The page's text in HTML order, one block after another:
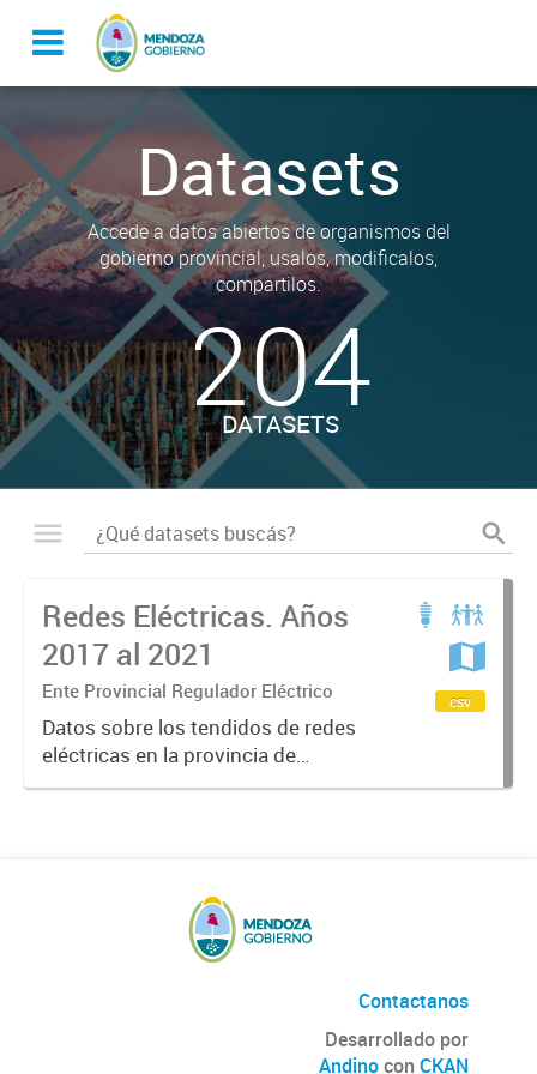
Datasets
Accede a datos abiertos de organismos del
gobierno provincial, usalos, modificalos,
compartilos.
204
DATASETS
Redes Eléctricas. Años
2017 al 2021
Ente Provincial Regulador Eléctrico
Datos sobre los tendidos de redes
eléctricas en la provincia de
Mendoza, datos sobre tipos y
csv
Contactanos
Desarrollado por
Andinocon CKAN